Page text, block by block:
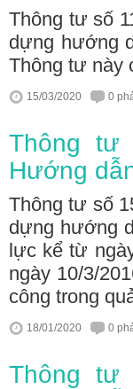
Thông tư số
dựng hướng
Thông tư này
15/03/2020 0
Thông tư
Hướng
Thông tư số
dựng hướng
lực kể từ
ngày 10/3/
công trong
18/01/2020 0
Thông tư